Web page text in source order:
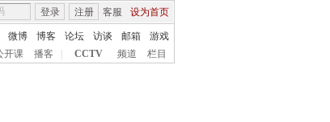
客服 设为首页
登录 注册
微博 博客 论坛 访谈 邮箱
游戏
开课 播客 CCTV 频道 栏目